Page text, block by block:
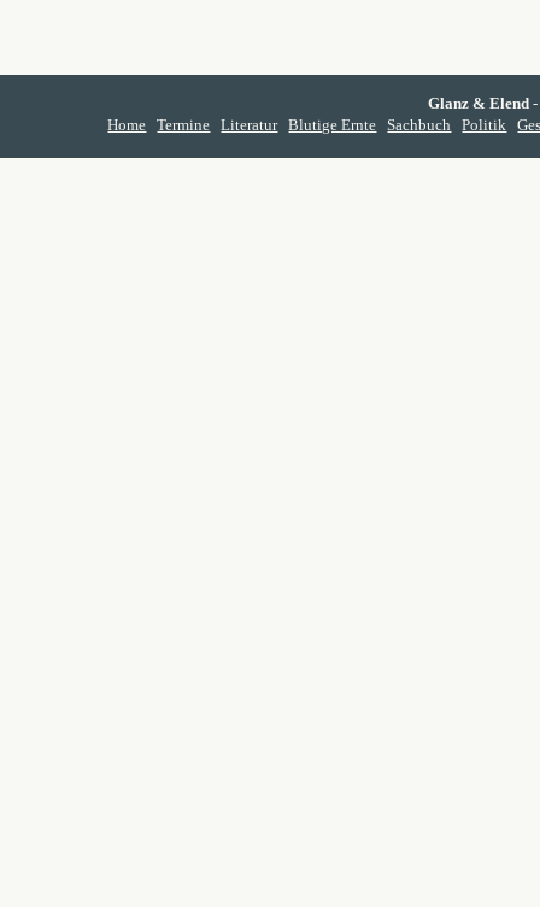
Glanz & Elend
Home
Termine Literatur Blutige Ernte Sachbuch Politik